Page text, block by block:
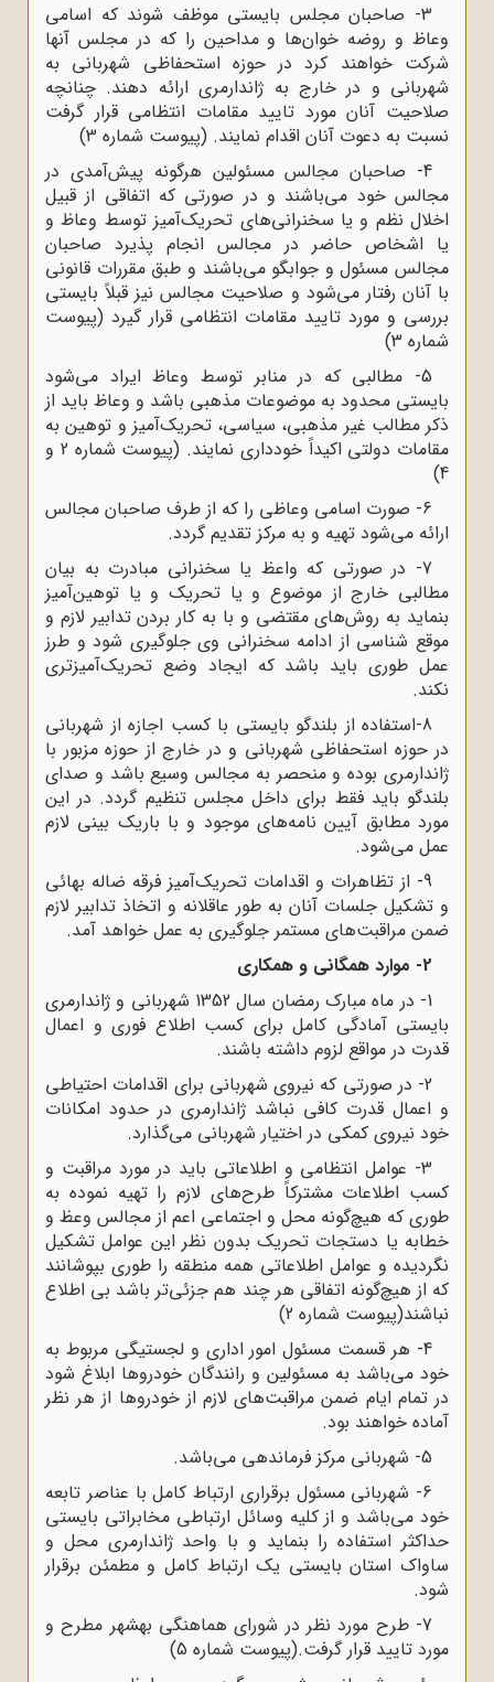
3- صاحبان مجلس بایستی موظف شوند که اسامی
وعاظ و روضه خوان‌ها و مداحین را که در مجلس آنها
شرکت خواهند کرد در حوزه استحفاظی شهربانی به
شهربانی و در خارج به ژاندارمری ارائه دهند. چنانچه
صلاحیت آنان مورد تایید مقامات انتظامی قرار گرفت
نسبت به دعوت آنان اقدام نمایند. (پیوست شماره 3)
4- صاحبان مجالس مسئولین هرگونه پیش‌آمدی در
مجالس خود می‌باشند و در صورتی که اتفاقی از قبیل
اخلال نظم و یا سخنرانی‌های تحریک‌آمیز توسط وعاظ و
یا اشخاص حاضر در مجالس انجام پذیرد صاحبان
مجالس مسئول و جوابگو می‌باشند و طبق مقررات قانونی
با آنان رفتار می‌شود و صلاحیت مجالس نیز قبلاً بایستی
بررسی و مورد تایید مقامات انتظامی قرار گیرد (پیوست
شماره 3)
5- مطالبی که در منابر توسط وعاظ ایراد می‌شود
بایستی محدود به موضوعات مذهبی باشد و وعاظ باید از
ذکر مطالب غیر مذهبی، سیاسی، تحریک‌آمیز و توهین به
مقامات دولتی اکیداً خودداری نمایند. (پیوست شماره 2 و
4)
6- صورت اسامی وعاظی را که از طرف صاحبان مجالس
ارائه می‌شود تهیه و به مرکز تقدیم گردد.
7- در صورتی که واعظ یا سخنرانی مبادرت به بیان
مطالبی خارج از موضوع و یا تحریک و یا توهین‌آمیز
بنماید به روش‌های مقتضی و با به کار بردن تدابیر لازم و
موقع شناسی از ادامه سخنرانی وی جلوگیری شود و طرز
عمل طوری باید باشد که ایجاد وضع تحریک‌آمیزتری
نکند.
8-استفاده از بلندگو بایستی با کسب اجازه از شهربانی
در حوزه استحفاظی شهربانی و در خارج از حوزه مزبور با
ژاندارمری بوده و منحصر به مجالس وسیع باشد و صدای
بلندگو باید فقط برای داخل مجلس تنظیم گردد. در این
مورد مطابق آیین نامه‌های موجود و با باریک بینی لازم
عمل می‌شود.
9- از تظاهرات و اقدامات تحریک‌آمیز فرقه ضاله بهائی
و تشکیل جلسات آنان به طور عاقلانه و اتخاذ تدابیر لازم
ضمن مراقبت‌های مستمر جلوگیری به عمل خواهد آمد.
2- موارد همگانی و همکاری
1- در ماه مبارک رمضان سال 1352 شهربانی و ژاندارمری
بایستی آمادگی کامل برای کسب اطلاع فوری و اعمال
قدرت در مواقع لزوم داشته باشند.
2- در صورتی که نیروی شهربانی برای اقدامات احتیاطی
و اعمال قدرت کافی نباشد ژاندارمری در حدود امکانات
خود نیروی کمکی در اختیار شهربانی می‌گذارد.
3- عوامل انتظامی و اطلاعاتی باید در مورد مراقبت و
کسب اطلاعات مشترکاً طرح‌های لازم را تهیه نموده به
طوری که هیچ‌گونه محل و اجتماعی اعم از مجالس وعظ و
خطابه یا دستجات تحریک بدون نظر این عوامل تشکیل
نگردیده و عوامل اطلاعاتی همه منطقه را طوری بپوشانند
که از هیچ‌گونه اتفاقی هر چند هم جزئی‌تر باشد بی اطلاع
نباشند(پیوست شماره 2)
4- هر قسمت مسئول امور اداری و لجستیگی مربوط به
خود می‌باشد به مسئولین و رانندگان خودروها ابلاغ شود
در تمام ایام ضمن مراقبت‌های لازم از خودروها از هر نظر
آماده خواهند بود.
5- شهربانی مرکز فرماندهی می‌باشد.
6- شهربانی مسئول برقراری ارتباط کامل با عناصر تابعه
خود می‌باشد و از کلیه وسائل ارتباطی مخابراتی بایستی
حداکثر استفاده را بنماید و با واحد ژاندارمری محل و
ساواک استان بایستی یک ارتباط کامل و مطمئن برقرار
شود.
7- طرح مورد نظر در شورای هماهنگی بهشهر مطرح و
مورد تایید قرار گرفت.(پیوست شماره 5)